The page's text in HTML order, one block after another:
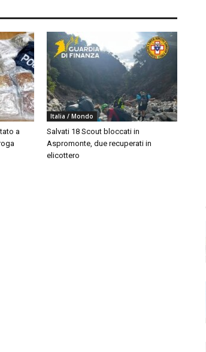
a
Italia / Mondo
Salvati 18 Scout bloccati in
Aspromonte, due recuperati in
elicottero